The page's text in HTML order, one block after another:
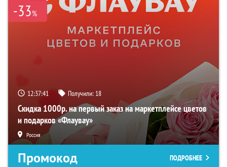
-33%
12:37:40 Получили: 18
Скидка 1000р. на первый заказ на маркетплейсе цветов
и подарков «Флаувау»
Россия
Промокод ПОДРОБНЕЕ